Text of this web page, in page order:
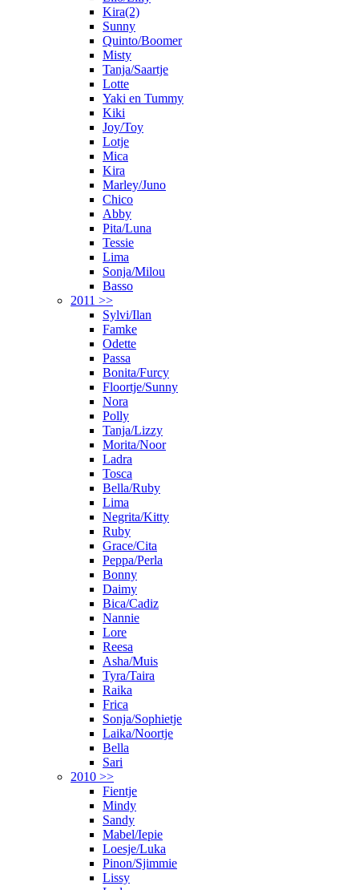
Kira(2)
Sunny
Quinto/Boomer
Misty
Tanja/Saartje
Lotte
Yaki en Tummy
Kiki
Joy/Toy
Lotje
Mica
Kira
Marley/Juno
Chico
Abby
Pita/Luna
Tessie
Lima
Sonja/Milou
Basso
2011 >>
Sylvi/Ilan
Famke
Odette
Passa
Bonita/Furcy
Floortje/Sunny
Nora
Polly
Tanja/Lizzy
Morita/Noor
Ladra
Tosca
Bella/Ruby
Lima
Negrita/Kitty
Ruby
Grace/Cita
Peppa/Perla
Bonny
Daimy
Bica/Cadiz
Nannie
Lore
Reesa
Asha/Muis
Tyra/Taira
Raika
Frica
Sonja/Sophietje
Laika/Noortje
Bella
Sari
2010 >>
Fientje
Mindy
Sandy
Mabel/Iepie
Loesje/Luka
Pinon/Sjimmie
Lissy